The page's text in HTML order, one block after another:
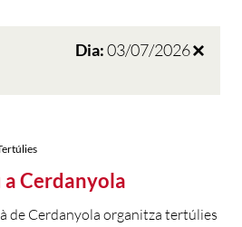
Dia:03/07/2026
Cerdanyola
de Cerdanyola organitza tertúlies